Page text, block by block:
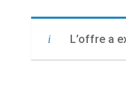
L’offre a